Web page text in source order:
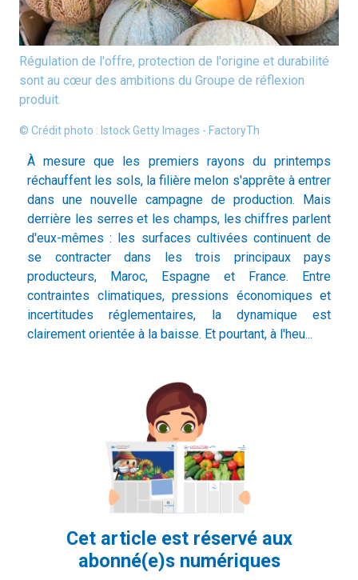
Régulation de l'offre, protection de l'origine et durabilité
sont au cœur des ambitions du Groupe de réflexion
produit.
© Crédit photo : Istock Getty Images - FactoryTh
À mesure que les premiers rayons du printemps
réchauffent les sols, la filière melon s'apprête à entrer
dans une nouvelle campagne de production. Mais
derrière les serres et les champs, les chiffres parlent
d'eux-mêmes : les surfaces cultivées continuent de
se contracter dans les trois principaux pays
producteurs, Maroc, Espagne et France. Entre
contraintes climatiques, pressions économiques et
incertitudes réglementaires, la dynamique est
clairement orientée à la baisse. Et pourtant, à l'heu...
Cet article est réservé aux
abonné(e)s numériques